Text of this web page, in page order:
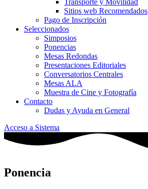
Transporte y Movilidad
Sitios web Recomendados
Pago de Inscripción
Seleccionados
Simposios
Ponencias
Mesas Redondas
Presentaciones Editoriales
Conversatorios Centrales
Mesas ALA
Muestra de Cine y Fotografía
Contacto
Dudas y Ayuda en General
Acceso a Sistema
Ponencia